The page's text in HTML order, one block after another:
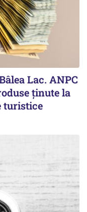
Lac. ANPC
ținute la
turistice